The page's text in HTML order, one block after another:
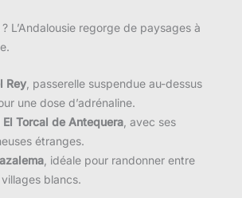
? L’Andalousie regorge de paysages à
Rey , passerelle suspendue au-dessus
une dose d’adrénaline.
Torcal de Antequera , avec ses
étranges.
, idéale pour randonner entre
blancs.